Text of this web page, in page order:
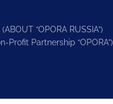
“OPORA RUSSIA”)
Profit Partnership “OPORA”)